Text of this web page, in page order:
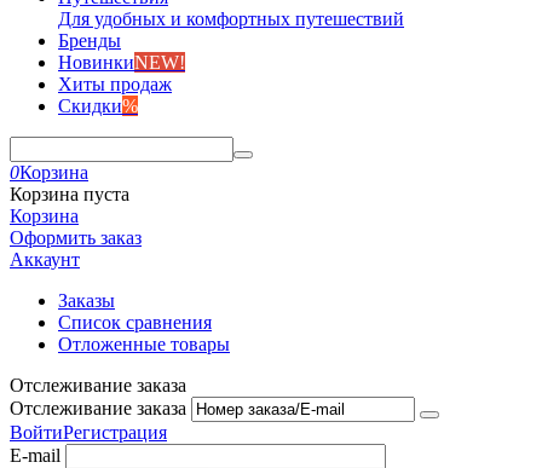
Для удобных и комфортных путешествий
Бренды
НовинкиNEW!
Хиты продаж
Скидки%
0Корзина
Корзина пуста
Корзина
Оформить заказ
Аккаунт
Заказы
Список сравнения
Отложенные товары
Отслеживание заказа
Отслеживание заказа
ВойтиРегистрация
E-mail